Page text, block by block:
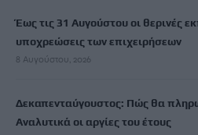
Έως τις 31 Αυγούστου οι θερινές
υποχρεώσεις των επιχειρήσεων
8 Αυγούστου, 2026
Δεκαπενταύγουστος: Πώς θα
Αναλυτικά οι αργίες του έτους